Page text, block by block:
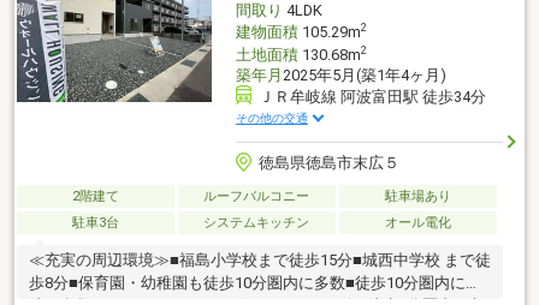
間取り 4LDK
建物面積105.29m2
土地面積130.68m2
築年月 2025年5月(築1年4ヶ月)
ＪＲ牟岐線 阿波富田駅 徒歩34分
その他の交通
徳島県徳島市末広５
2階建て ルーフバルコニー
駐車場あり
駐車3台
システムキッチン オール電化
≪充実の周辺環境≫■福島小学校まで徒歩15分■城西中学校 まで徒
歩8分■保育園・幼稚園も徒歩10分圏内に多数■徒歩10分圏内に病